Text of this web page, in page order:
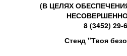
(В ЦЕЛЯХ
8 (3452) 29-
Стенд "Твоя